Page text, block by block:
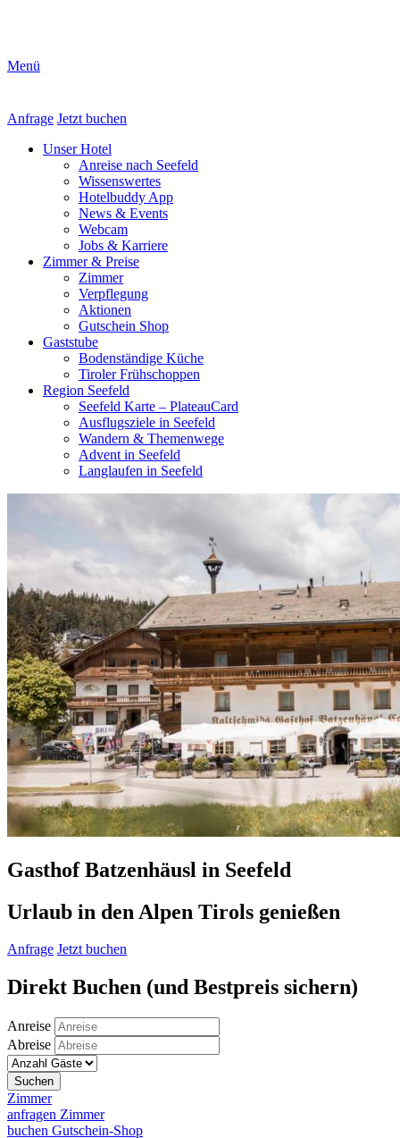
Menü
Anfrage Jetzt buchen
Unser Hotel
Anreise nach Seefeld
Wissenswertes
Hotelbuddy App
News & Events
Webcam
Jobs & Karriere
Zimmer & Preise
Zimmer
Verpflegung
Aktionen
Gutschein Shop
Gaststube
Bodenständige Küche
Tiroler Frühschoppen
Region Seefeld
Seefeld Karte – PlateauCard
Ausflugsziele in Seefeld
Wandern & Themenwege
Advent in Seefeld
Langlaufen in Seefeld
Gasthof Batzenhäusl in Seefeld
Urlaub in den Alpen Tirols genießen
Anfrage Jetzt buchen
Direkt Buchen (und Bestpreis sichern)
Anreise
Abreise
Suchen
Zimmer
anfragen Zimmer
buchen Gutschein-Shop